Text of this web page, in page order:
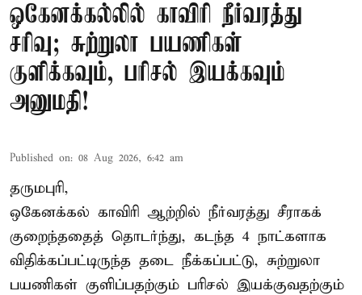
ஒகேனக்கல்லில் காவிரி நீர்வரத்து
சரிவு; சுற்றுலா பயணிகள்
குளிக்கவும், பரிசல் இயக்கவும்
அனுமதி!
Published on: 08 Aug 2026, 6:42 am
தருமபுரி,
ஒகேனக்கல் காவிரி ஆற்றில் நீர்வரத்து சீராகக்
குறைந்ததைத் தொடர்ந்து, கடந்த 4 நாட்களாக
விதிக்கப்பட்டிருந்த தடை நீக்கப்பட்டு, சுற்றுலா
பயணிகள் குளிப்பதற்கும் பரிசல் இயக்குவதற்கும்